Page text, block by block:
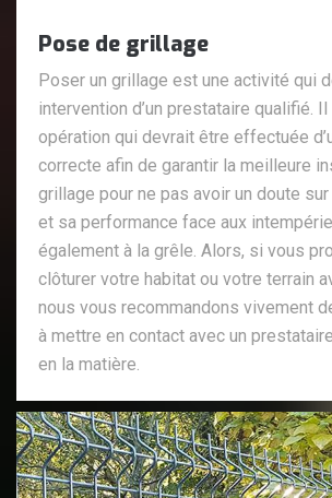
Pose de grillage
Poser un grillage est une activité qui
intervention d’un prestataire qualifié. Il
opération qui devrait être effectuée
correcte afin de garantir la meilleure
grillage pour ne pas avoir un doute
et sa performance face aux
également à la grêle. Alors, si vous
clôturer votre habitat ou votre terrain
nous vous recommandons vivement
à mettre en contact avec un
en la matière.